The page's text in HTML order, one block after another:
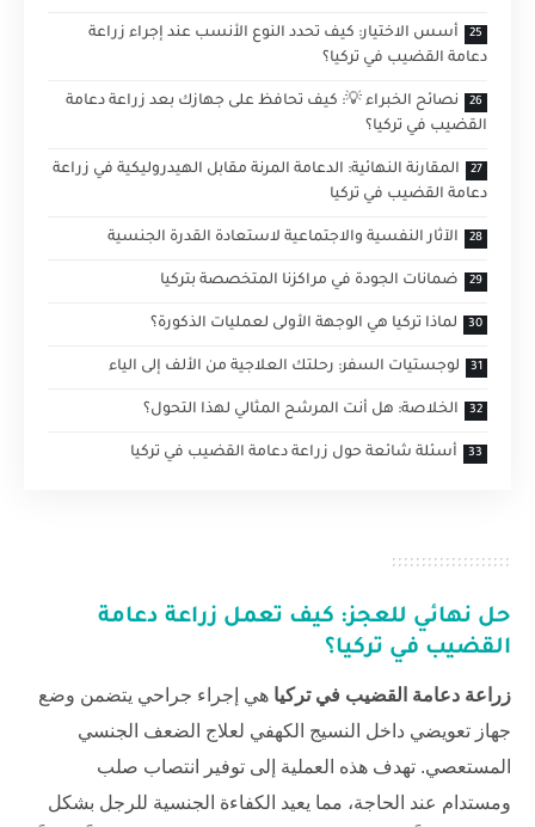
أسس الاختيار: كيف تحدد النوع الأنسب عند إجراء زراعة
دعامة القضيب في تركيا؟
نصائح الخبراء 💡: كيف تحافظ على جهازك بعد زراعة دعامة
القضيب في تركيا؟
المقارنة النهائية: الدعامة المرنة مقابل الهيدروليكية في زراعة
دعامة القضيب في تركيا
الآثار النفسية والاجتماعية لاستعادة القدرة الجنسية
ضمانات الجودة في مراكزنا المتخصصة بتركيا
لماذا تركيا هي الوجهة الأولى لعمليات الذكورة؟
لوجستيات السفر: رحلتك العلاجية من الألف إلى الياء
الخلاصة: هل أنت المرشح المثالي لهذا التحول؟
أسئلة شائعة حول زراعة دعامة القضيب في تركيا
حل نهائي للعجز: كيف تعمل زراعة دعامة
القضيب في تركيا؟
زراعة دعامة القضيب في تركيا هي إجراء جراحي يتضمن وضع
جهاز تعويضي داخل النسيج الكهفي لعلاج الضعف الجنسي
المستعصي. تهدف هذه العملية إلى توفير انتصاب صلب
ومستدام عند الحاجة، مما يعيد الكفاءة الجنسية للرجل بشكل